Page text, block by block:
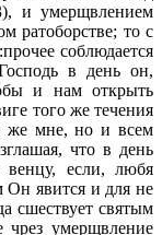
и умерщвлением
ратоборстве; то с
соблюдается
в день он,
и нам открыть
того же течения
же мне, но и всем
что в день
если, любя
Он явится и для не
сшествует святым
чрез умерщвление